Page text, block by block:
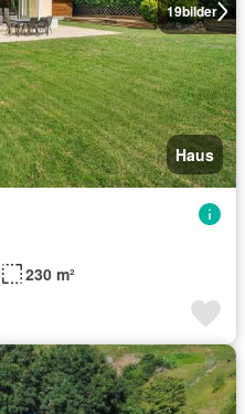
19bilder
Haus
230 m²